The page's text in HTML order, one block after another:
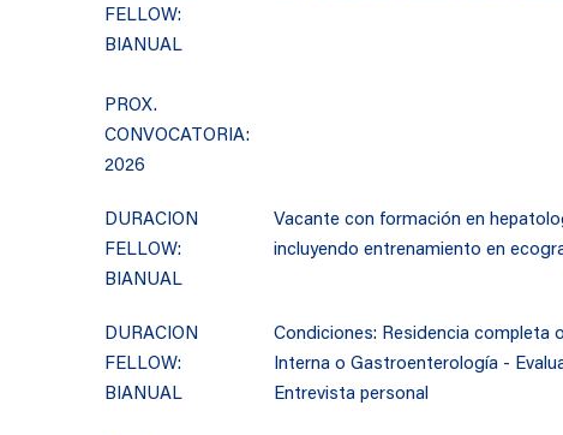
FELLOW:
BIANUAL
PROX.
CONVOCATORIA:
2026
DURACION
FELLOW:
BIANUAL
Vacante con formación en
incluyendo entrenamiento en
DURACION
FELLOW:
BIANUAL
Condiciones: Residencia completa
Interna o Gastroenterología -
Entrevista personal